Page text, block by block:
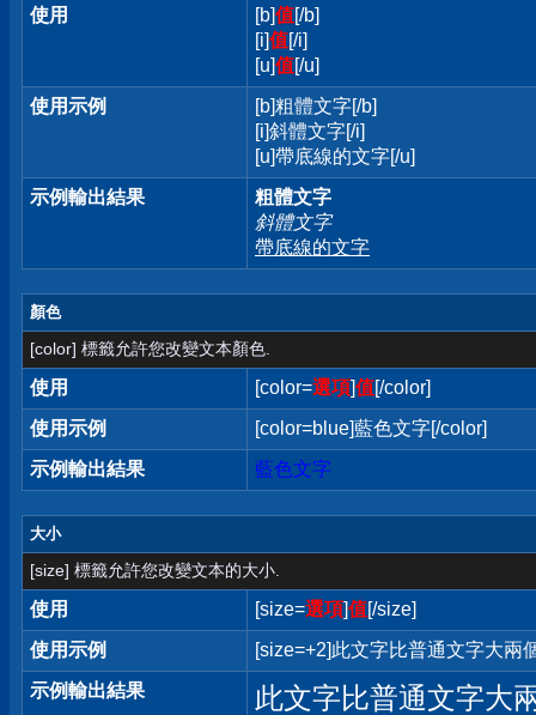
使用 [b]值[/b]
[i]值[/i]
[u]值[/u]
使用示例
[b]粗體文字[/b]
[i]斜體文字[/i]
[u]帶底線的文字[/u]
示例輸出結果
粗體文字
斜體文字
帶底線的文字
顏色
[color] 標籤允許您改變文本顏色.
使用 [color=選項]值[/color]
使用示例
[color=blue]藍色文字[/color]
示例輸出結果
藍色文字
大小
[size] 標籤允許您改變文本的大小.
使用 [size=選項]值[/size]
使用示例
[size=+2]此文字比普通文字大兩
示例輸出結果
此文字比普通文字大